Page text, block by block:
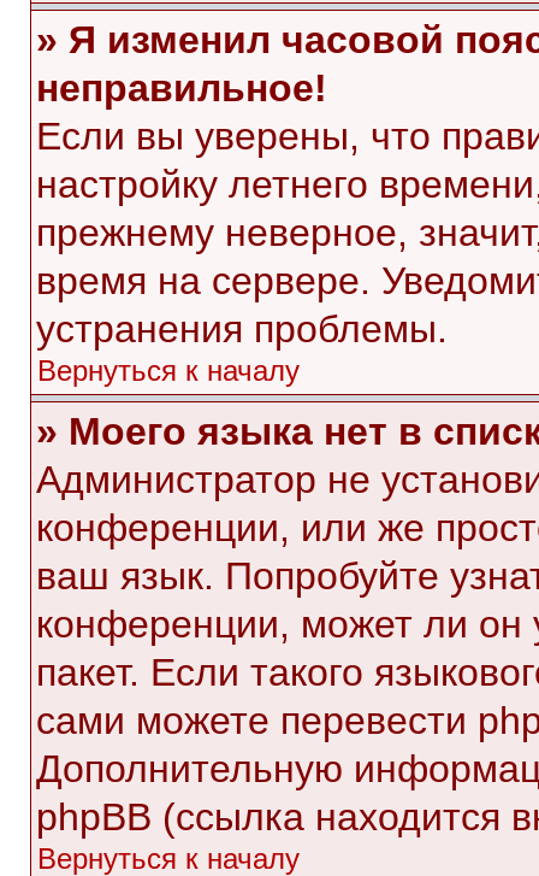
» Я изменил часовой
неправильное!
Если вы уверены, что
настройку летнего
прежнему неверное,
время на сервере.
устранения проблемы.
Вернуться к началу
» Моего языка нет в
Администратор не
конференции, или же
ваш язык. Попробуйте
конференции, может ли он
пакет. Если такого
сами можете перевести
Дополнительную
phpBB (ссылка находится
Вернуться к началу